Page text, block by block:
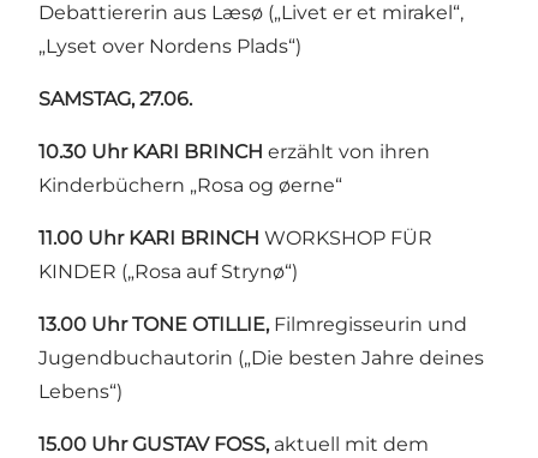
Debattiererin aus Læsø („Livet er et mirakel“,
„Lyset over Nordens Plads“)
SAMSTAG, 27.06.
10.30 Uhr KARI BRINCH erzählt von ihren
Kinderbüchern „Rosa og øerne“
11.00 Uhr KARI BRINCH WORKSHOP FÜR
KINDER („Rosa auf Strynø“)
13.00 Uhr TONE OTILLIE, Filmregisseurin und
Jugendbuchautorin („Die besten Jahre deines
Lebens“)
15.00 Uhr GUSTAV FOSS, aktuell mit dem